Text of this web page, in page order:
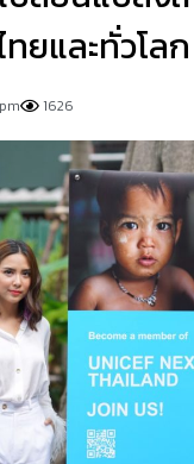
ยและทั่วโลก
1626